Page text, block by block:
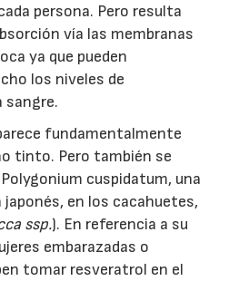
persona. Pero resulta
vía las membranas
ya que pueden
los niveles de
sangre.
fundamentalmente
tinto. Pero también se
cuspidatum, una
en los cacahuetes,
ssp.). En referencia a su
embarazadas o
tomar resveratrol en el